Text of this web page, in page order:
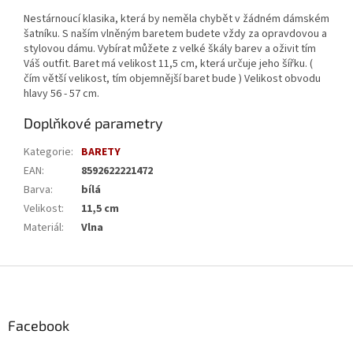
Nestárnoucí klasika, která by neměla chybět v žádném dámském
šatníku. S naším vlněným baretem budete vždy za opravdovou a
stylovou dámu. Vybírat můžete z velké škály barev a oživit tím
Váš outfit. Baret má velikost 11,5 cm, která určuje jeho šířku. (
čím větší velikost, tím objemnější baret bude ) Velikost obvodu
hlavy 56 - 57 cm.
Doplňkové parametry
Kategorie: BARETY
EAN:
8592622221472
Barva:
bílá
Velikost:
11,5 cm
Materiál: Vlna
Facebook